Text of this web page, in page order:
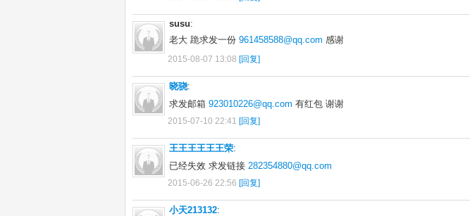
susu:
老大 跪求发一份 961458588@qq.com 感谢
2015-08-07 13:08 [回复]
晓骁:
求发邮箱 923010226@qq.com 有红包 谢谢
2015-07-10 22:41 [回复]
王王王王王王荣:
已经失效 求发链接 282354880@qq.com
2015-06-26 22:56 [回复]
小天213132: